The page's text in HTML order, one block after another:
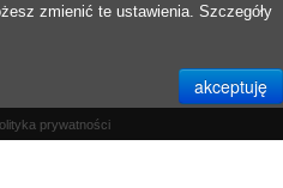
zmienić te ustawienia. Szczegóły
prywatności